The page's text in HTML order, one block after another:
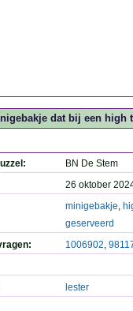
dat bij een high
BN De Stem
26 oktober
minigebakje,
geserveerd
1006902,
lester